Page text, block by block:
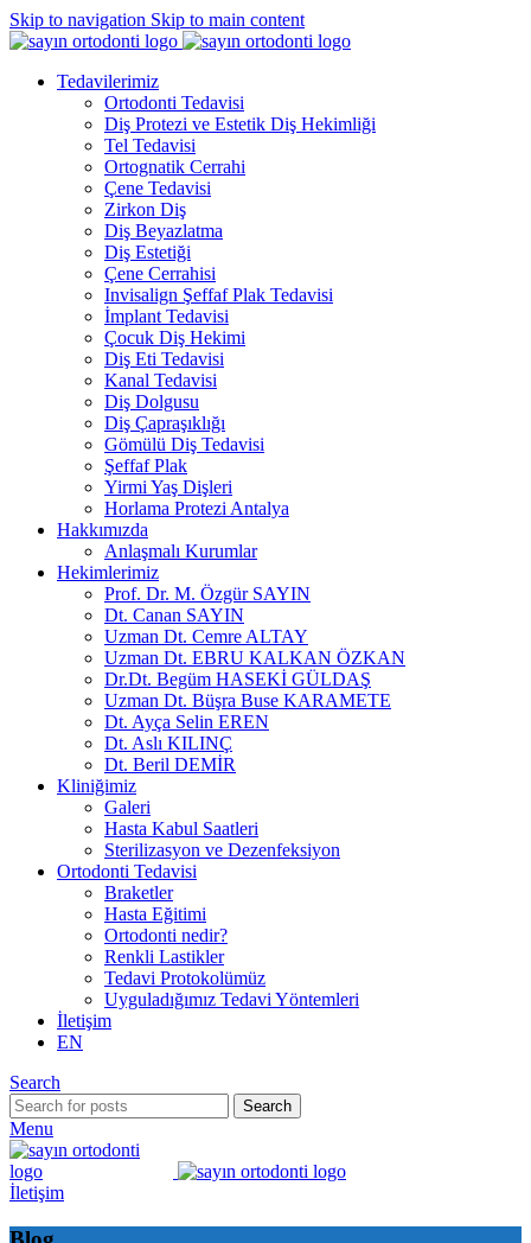
Skip to navigation Skip to main content
Tedavilerimiz
Ortodonti Tedavisi
Diş Protezi ve Estetik Diş Hekimliği
Tel Tedavisi
Ortognatik Cerrahi
Çene Tedavisi
Zirkon Diş
Diş Beyazlatma
Diş Estetiği
Çene Cerrahisi
Invisalign Şeffaf Plak Tedavisi
İmplant Tedavisi
Çocuk Diş Hekimi
Diş Eti Tedavisi
Kanal Tedavisi
Diş Dolgusu
Diş Çapraşıklığı
Gömülü Diş Tedavisi
Şeffaf Plak
Yirmi Yaş Dişleri
Horlama Protezi Antalya
Hakkımızda
Anlaşmalı Kurumlar
Hekimlerimiz
Prof. Dr. M. Özgür SAYIN
Dt. Canan SAYIN
Uzman Dt. Cemre ALTAY
Uzman Dt. EBRU KALKAN ÖZKAN
Dr.Dt. Begüm HASEKİ GÜLDAŞ
Uzman Dt. Büşra Buse KARAMETE
Dt. Ayça Selin EREN
Dt. Aslı KILINÇ
Dt. Beril DEMİR
Kliniğimiz
Galeri
Hasta Kabul Saatleri
Sterilizasyon ve Dezenfeksiyon
Ortodonti Tedavisi
Braketler
Hasta Eğitimi
Ortodonti nedir?
Renkli Lastikler
Tedavi Protokolümüz
Uyguladığımız Tedavi Yöntemleri
İletişim
EN
Search
Search
Menu
İletişim